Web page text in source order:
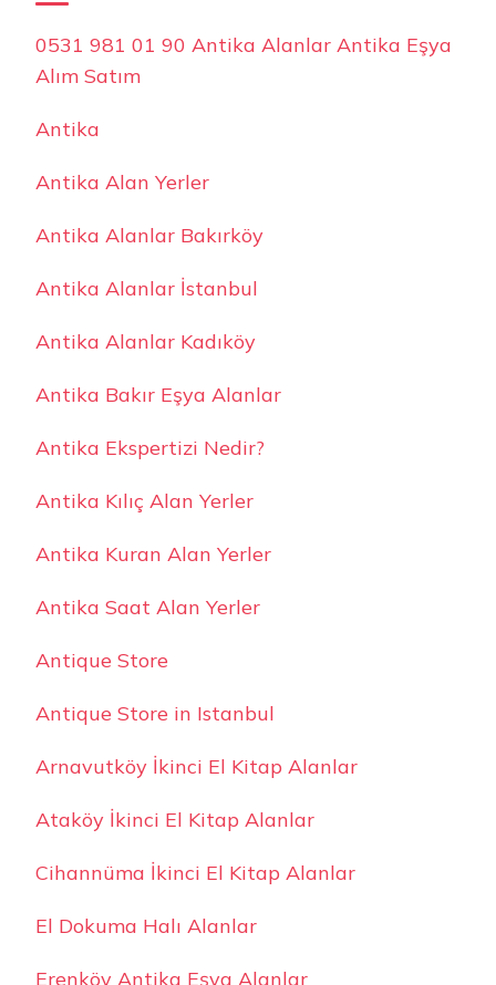
0531 981 01 90 Antika Alanlar Antika Eşya
Alım Satım
Antika
Antika Alan Yerler
Antika Alanlar Bakırköy
Antika Alanlar İstanbul
Antika Alanlar Kadıköy
Antika Bakır Eşya Alanlar
Antika Ekspertizi Nedir?
Antika Kılıç Alan Yerler
Antika Kuran Alan Yerler
Antika Saat Alan Yerler
Antique Store
Antique Store in Istanbul
Arnavutköy İkinci El Kitap Alanlar
Ataköy İkinci El Kitap Alanlar
Cihannüma İkinci El Kitap Alanlar
El Dokuma Halı Alanlar
Erenköy Antika Eşya Alanlar